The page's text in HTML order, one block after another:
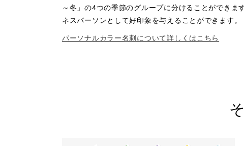
～冬」の4つの季節のグループに分けることができ
ネスパーソンとして好印象を与えることができます。
パーソナルカラー名刺について詳しくはこちら